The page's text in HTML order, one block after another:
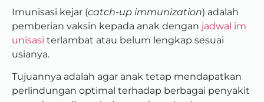
Imunisasi kejar (catch-up immunization) adalah
pemberian vaksin kepada anak dengan jadwal im
unisasi terlambat atau belum lengkap sesuai
usianya.
Tujuannya adalah agar anak tetap mendapatkan
perlindungan optimal terhadap berbagai penyakit